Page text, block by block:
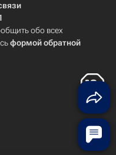
обо всех
формой обратной